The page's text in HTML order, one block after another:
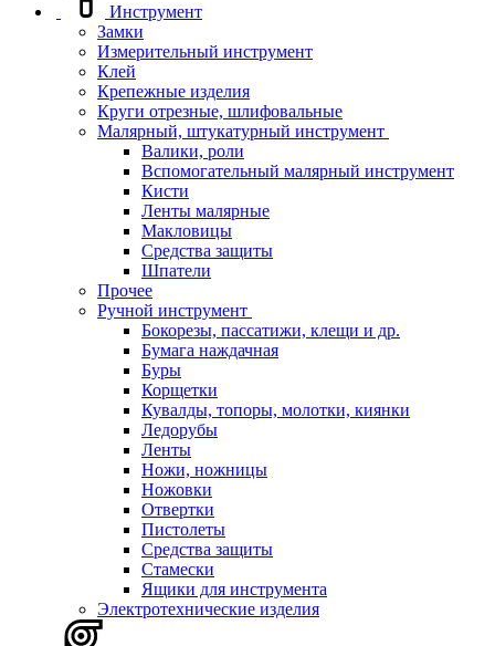
Инструмент
Замки
Измерительный инструмент
Клей
Крепежные изделия
Круги отрезные, шлифовальные
Малярный, штукатурный инструмент
Валики, роли
Вспомогательный малярный инструмент
Кисти
Ленты малярные
Макловицы
Средства защиты
Шпатели
Прочее
Ручной инструмент
Бокорезы, пассатижи, клещи и др.
Бумага наждачная
Буры
Корщетки
Кувалды, топоры, молотки, киянки
Ледорубы
Ленты
Ножи, ножницы
Ножовки
Отвертки
Пистолеты
Средства защиты
Стамески
Ящики для инструмента
Электротехнические изделия